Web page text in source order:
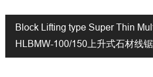
Block Lifting type Super Thin
HLBMW-100/150上升式石材线锯